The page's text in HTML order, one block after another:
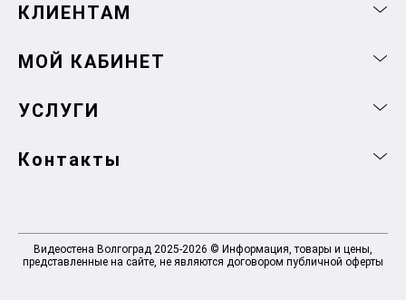
КЛИЕНТАМ
МОЙ КАБИНЕТ
УСЛУГИ
Контакты
Видеостена Волгоград 2025-2026 © Информация, товары и цены,
представленные на сайте, не являются договором публичной оферты